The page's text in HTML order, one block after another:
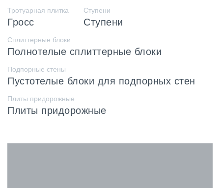
Тротуарная плитка
Гросс
Ступени
Ступени
Сплиттерные блоки
Полнотелые сплиттерные блоки
Подпорные стены
Пустотелые блоки для подпорных стен
Плиты придорожные
Плиты придорожные